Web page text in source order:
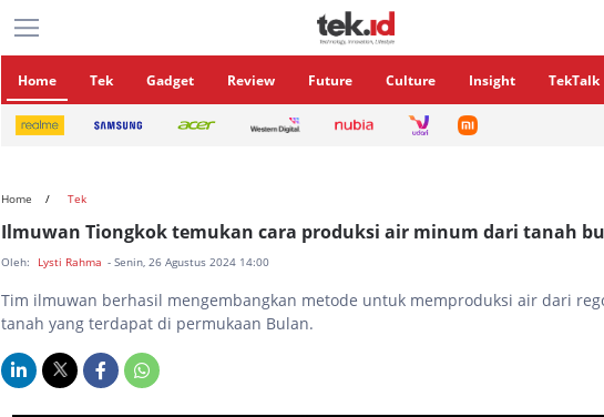
Home Tek Gadget Review Future Culture Insight TekTalk
Home Tek
Ilmuwan Tiongkok temukan cara produksi air minum dari tanah
Oleh: Lysti Rahma - Senin, 26 Agustus 2024 14:00
Tim ilmuwan berhasil mengembangkan metode untuk memproduksi air dari
tanah yang terdapat di permukaan Bulan.